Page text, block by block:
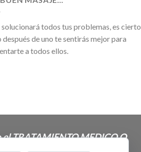
solucionará todos tus problemas, es cierto,
después de uno te sentirás mejor para
a todos ellos.
TRATAMIENTO MEDICO O